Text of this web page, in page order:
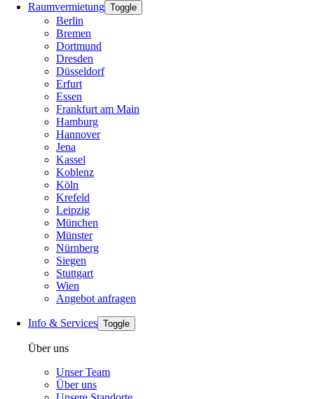
Raumvermietung Toggle
Berlin
Bremen
Dortmund
Dresden
Düsseldorf
Erfurt
Essen
Frankfurt am Main
Hamburg
Hannover
Jena
Kassel
Koblenz
Köln
Krefeld
Leipzig
München
Münster
Nürnberg
Siegen
Stuttgart
Wien
Angebot anfragen
Info & Services Toggle
Über uns
Unser Team
Über uns